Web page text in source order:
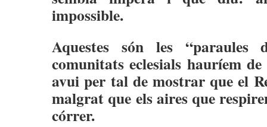
impossible.
Aquestes són les “paraules
comunitats eclesials hauríem
avui per tal de mostrar que el
malgrat que els aires que
córrer.